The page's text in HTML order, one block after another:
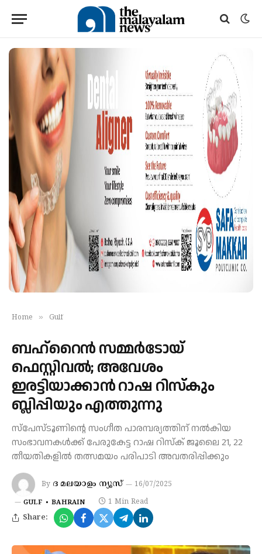
Home » Gulf
ബഹ്റൈൻ സമ്മർടോയ്
ഫെസ്റ്റിവൽ; അവേശം
ഇരട്ടിയാക്കാൻ റാഷ റിസ്കും
ബ്ലിപ്പിയും എത്തുന്നു
സ്‌പേസ്‌ടൂണിന്റെ സംഗീത പാരമ്പര്യത്തിന് നൽകിയ
സംഭാവനകൾക്ക് പേരുകേട്ട റാഷ റിസ്‌ക് ജൂലൈ 21, 22
തീയതികളിൽ തത്സമയം പരിപാടി അവതരിപ്പിക്കും
By ദ മലയാളം ന്യൂസ് 16/07/2025
GULF BAHRAIN 1 Min Read
Share: